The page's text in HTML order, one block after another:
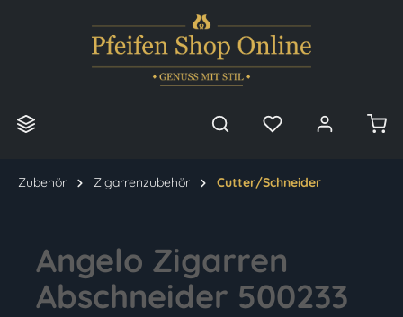
Zubehör Zigarrenzubehör Cutter/Schneider
Angelo Zigarren
Abschneider 500233